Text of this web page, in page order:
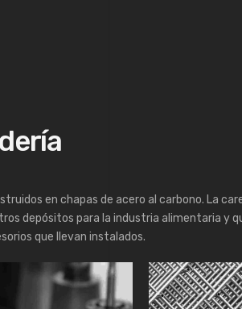
en chapas de acero al carbono. La
depósitos para la industria alimentaria y
que llevan instalados.